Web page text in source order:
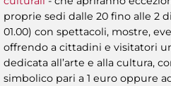
proprie sedi dalle 20 fino alle 2
01.00) con spettacoli, mostre,
offrendo a cittadini e visitatori
dedicata all’arte e alla cultura,
simbolico pari a 1 euro oppure